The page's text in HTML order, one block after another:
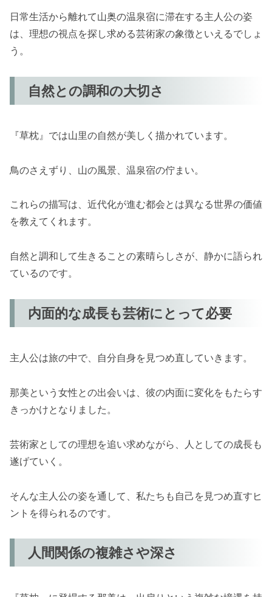
日常生活から離れて山奥の温泉宿に滞在する主人公の姿
は、理想の視点を探し求める芸術家の象徴といえるでしょ
う。
自然との調和の大切さ
『草枕』では山里の自然が美しく描かれています。
鳥のさえずり、山の風景、温泉宿の佇まい。
これらの描写は、近代化が進む都会とは異なる世界の価値
を教えてくれます。
自然と調和して生きることの素晴らしさが、静かに語られ
ているのです。
内面的な成長も芸術にとって必要
主人公は旅の中で、自分自身を見つめ直していきます。
那美という女性との出会いは、彼の内面に変化をもたらす
きっかけとなりました。
芸術家としての理想を追い求めながら、人としての成長も
遂げていく。
そんな主人公の姿を通して、私たちも自己を見つめ直すヒ
ントを得られるのです。
人間関係の複雑さや深さ